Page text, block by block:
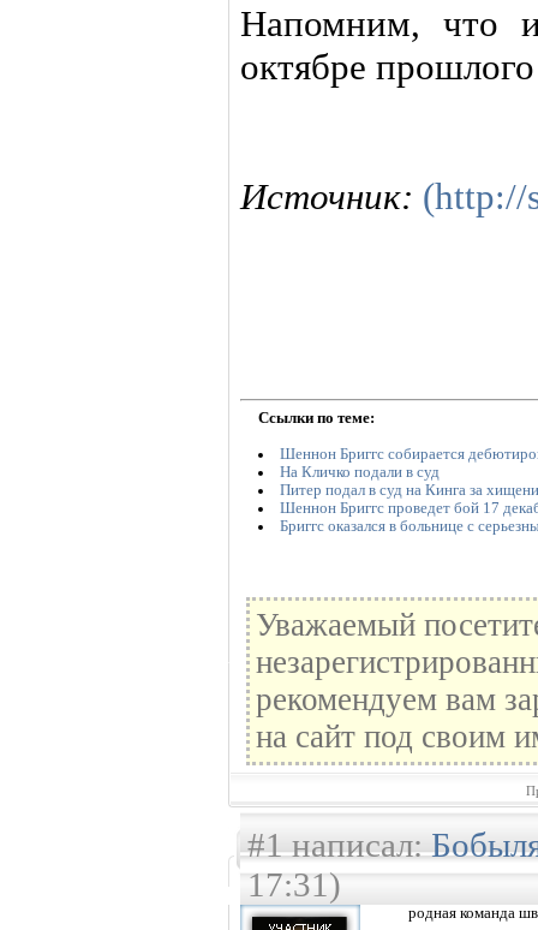
Напомним, что
октябре
Источник: (http://
Ссылки по теме:
Шеннон Бриггс собирается
На Кличко подали в суд
Питер подал в суд на Кинга за
Шеннон Бриггс проведет бой 17
Бриггс оказался в больнице с
Уважаемый
рекомендуем вам
на сайт под своим
#1 написал:
17:31)
родная команда